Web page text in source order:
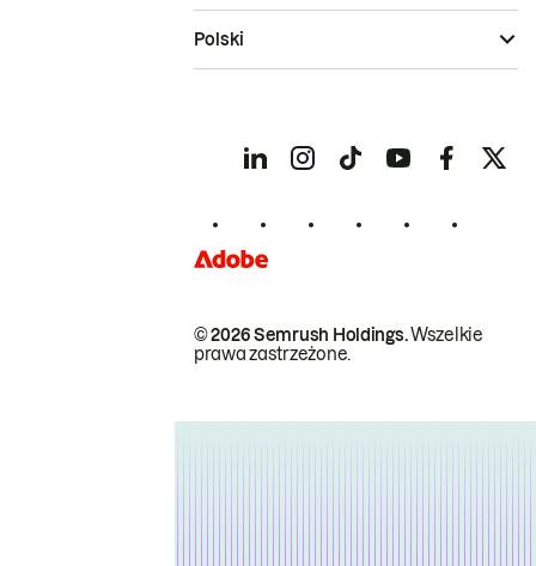
© 2026 Semrush Holdings.Wszelkie
prawa zastrzeżone.
Polski